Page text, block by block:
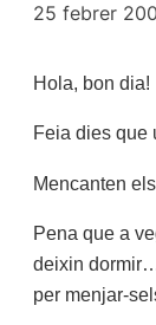
25 febrer
Hola, bon dia!
Feia dies que
Mencanten
Pena que a
deixin
per menjar-